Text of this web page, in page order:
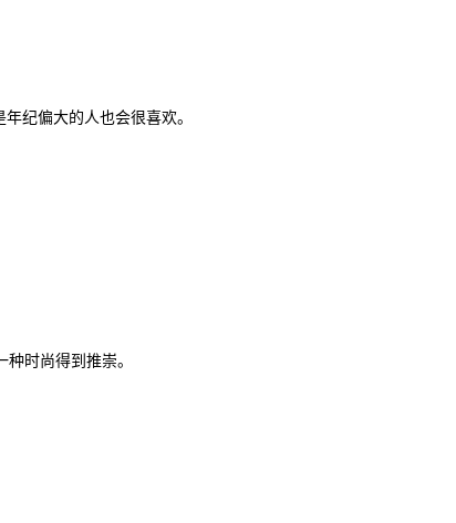
纪偏大的人也会很喜欢。
时尚得到推崇。